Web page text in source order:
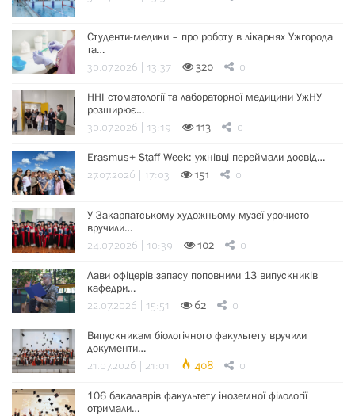
Студенти-медики – про роботу в лікарнях Ужгорода
та…
30.07.2026 | 13:37 320 0
ННІ стоматології та лабораторної медицини УжНУ
розширює…
30.07.2026 | 13:19 113 0
Erasmus+ Staff Week: ужнівці переймали досвід…
27.07.2026 | 17:03 151 0
У Закарпатському художньому музеї урочисто
вручили…
24.07.2026 | 10:39 102 0
Лави офіцерів запасу поповнили 13 випускників
кафедри…
22.07.2026 | 15:51 62 0
Випускникам біологічного факультету вручили
документи…
21.07.2026 | 21:01 408 0
106 бакалаврів факультету іноземної філології
отримали…